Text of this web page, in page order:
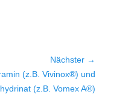
Nächster →
(z.B. Vivinox®) und
(z.B. Vomex A®)